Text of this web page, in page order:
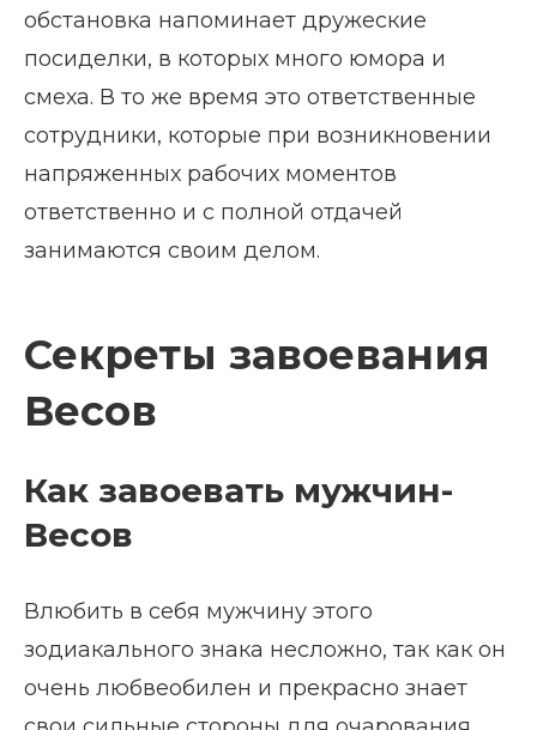
обстановка напоминает дружеские
посиделки, в которых много юмора и
смеха. В то же время это ответственные
сотрудники, которые при возникновении
напряженных рабочих моментов
ответственно и с полной отдачей
занимаются своим делом.
Секреты завоевания
Весов
Как завоевать мужчин-
Весов
Влюбить в себя мужчину этого
зодиакального знака несложно, так как он
очень любвеобилен и прекрасно знает